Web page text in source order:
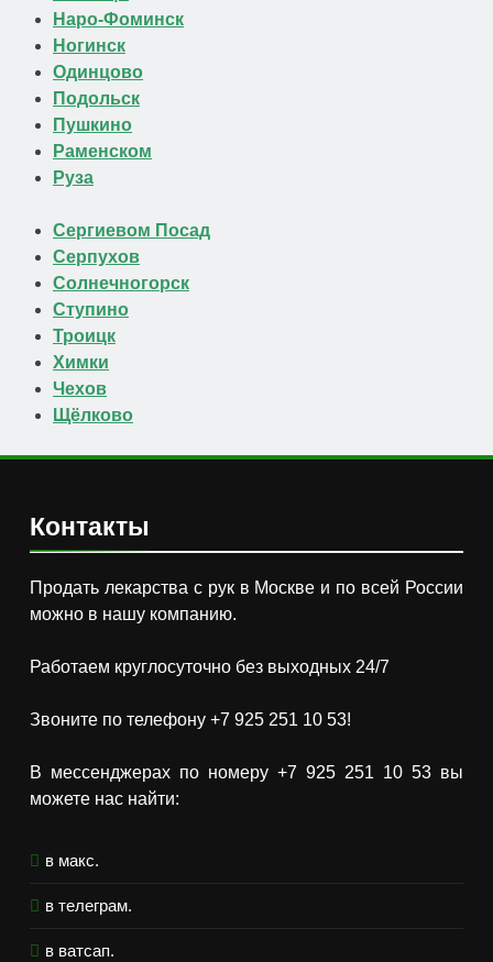
Наро-Фоминск
Ногинск
Одинцово
Подольск
Пушкино
Раменском
Руза
Сергиевом Посад
Серпухов
Солнечногорск
Ступино
Троицк
Химки
Чехов
Щёлково
Контакты
Продать лекарства с рук в Москве и по всей России
можно в нашу компанию.
Работаем круглосуточно без выходных 24/7
Звоните по телефону +7 925 251 10 53!
В мессенджерах по номеру +7 925 251 10 53 вы
можете нас найти:
в макс.
в телеграм.
в ватсап.